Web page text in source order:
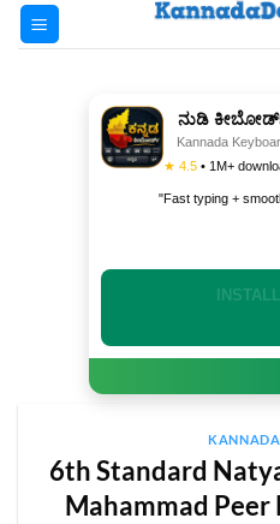
Skip
ನುಡಿ
Kannada
★ 4.5 • 1M+
"Fast typing +
KANNADA
6th Standard
Mahammad Peer